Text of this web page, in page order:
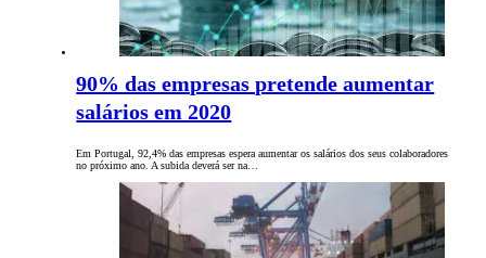
90% das empresas pretende aumentar
salários em 2020
Em Portugal, 92,4% das empresas espera aumentar os salários dos seus colaboradores
no próximo ano. A subida deverá ser na…